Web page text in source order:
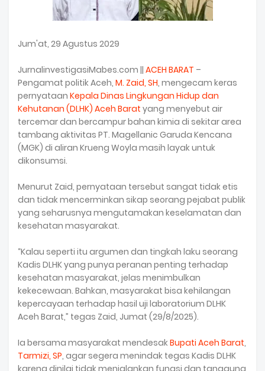
Jum'at, 29 Agustus 2029
JurnalinvestigasiMabes.com || ACEH BARAT –
Pengamat politik Aceh, M. Zaid, SH, mengecam keras
pernyataan Kepala Dinas Lingkungan Hidup dan
Kehutanan (DLHK) Aceh Barat yang menyebut air
tercemar dan bercampur bahan kimia di sekitar area
tambang aktivitas PT. Magellanic Garuda Kencana
(MGK) di aliran Krueng Woyla masih layak untuk
dikonsumsi.
Menurut Zaid, pernyataan tersebut sangat tidak etis
dan tidak mencerminkan sikap seorang pejabat publik
yang seharusnya mengutamakan keselamatan dan
kesehatan masyarakat.
“Kalau seperti itu argumen dan tingkah laku seorang
Kadis DLHK yang punya peranan penting terhadap
kesehatan masyarakat, jelas menimbulkan
kekecewaan. Bahkan, masyarakat bisa kehilangan
kepercayaan terhadap hasil uji laboratorium DLHK
Aceh Barat,” tegas Zaid, Jumat (29/8/2025).
Ia bersama masyarakat mendesakBupati Aceh Barat,
Tarmizi, SP, agar segera menindak tegas Kadis DLHK
karena dinilai tidak menjalankan fungsi dan tanggung